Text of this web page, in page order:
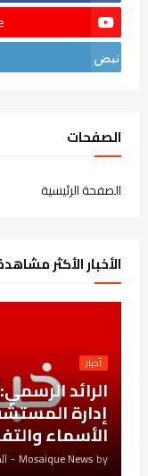
الصفحات
الصفحة الرئيسية
الأخبار الأكثر
أخبار
الرائد
إدارة
الأسماء
by
Mosaique News
-